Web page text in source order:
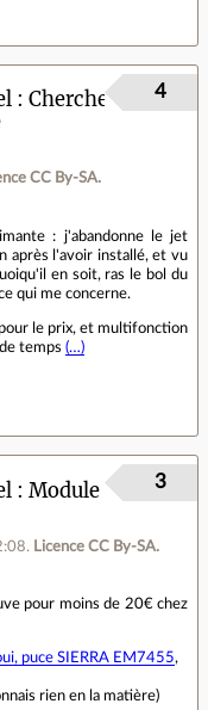
Cherche
CC By‑SA.
4
: j'abandonne le jet
après l'avoir installé, et vu
en soit, ras le bol du
qui me concerne.
le prix, et multifonction
temps (…)
Module
. Licence CC By‑SA.
3
pour moins de 20€ chez
puce SIERRA EM7455,
rien en la matière)